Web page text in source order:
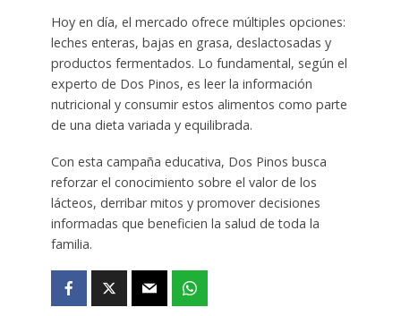
Hoy en día, el mercado ofrece múltiples opciones:
leches enteras, bajas en grasa, deslactosadas y
productos fermentados. Lo fundamental, según el
experto de Dos Pinos, es leer la información
nutricional y consumir estos alimentos como parte
de una dieta variada y equilibrada.
Con esta campaña educativa, Dos Pinos busca
reforzar el conocimiento sobre el valor de los
lácteos, derribar mitos y promover decisiones
informadas que beneficien la salud de toda la
familia.